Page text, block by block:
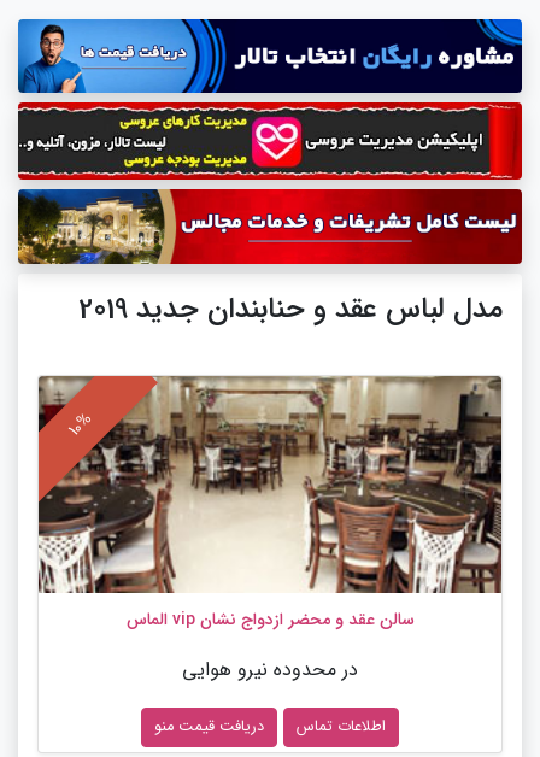
مدل لباس عقد و حنابندان جدید 2019
سالن عقد و محضر ازدواج نشان vip الماس
در محدوده نیرو هوایی
اطلاعات تماس دریافت قیمت منو